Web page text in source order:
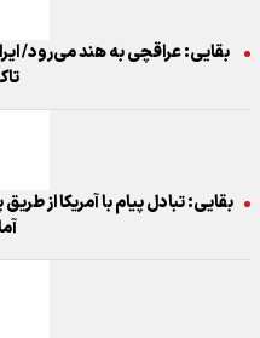
بقایی: عراقچی به هند می‌رود/
بقایی: تبادل پیام با آمریکا از